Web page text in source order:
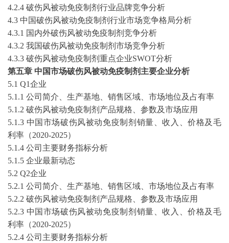
4.2.4 破伤风被动免疫制剂 行业品牌竞争分析
4.3 中国破伤风被动免疫制剂 行业市场竞争格局分析
4.3.1 国内外破伤风被动免疫制剂 竞争分析
4.3.2 我国破伤风被动免疫制剂 市场竞争分析
4.3.3 破伤风被动免疫制剂 重点企业SWOT分析
第五章 中国市场破伤风被动免疫制剂 主要企业分析
5.1 Q1企业
5.1.1 公司简介、生产基地、销售区域、市场地位及占有率
5.1.2 破伤风被动免疫制剂 产品规格、参数及市场应用
5.1.3 中国市场破伤风被动免疫制剂 销量、收入、价格及毛
利率（2020-2025）
5.1.4 公司主要财务指标分析
5.1.5 企业最新动态
5.2 Q2企业
5.2.1 公司简介、生产基地、销售区域、市场地位及占有率
5.2.2 破伤风被动免疫制剂 产品规格、参数及市场应用
5.2.3 中国市场破伤风被动免疫制剂 销量、收入、价格及毛
利率（2020-2025）
5.2.4 公司主要财务指标分析